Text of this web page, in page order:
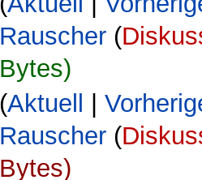
Rauscher (
Bytes)
(Aktuell |
Rauscher (
Bytes)